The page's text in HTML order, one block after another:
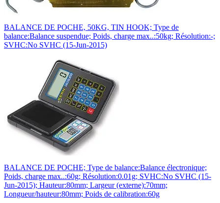
BALANCE DE POCHE, 50KG, TIN HOOK; Type de
balance:Balance suspendue; Poids, charge max..:50kg; Résolution:-;
SVHC:No SVHC (15-Jun-2015)
BALANCE DE POCHE; Type de balance:Balance électronique;
Poids, charge max..:60g; Résolution:0.01g; SVHC:No SVHC (15-
Jun-2015); Hauteur:80mm; Largeur (externe):70mm;
Longueur/hauteur:80mm; Poids de calibration:60g